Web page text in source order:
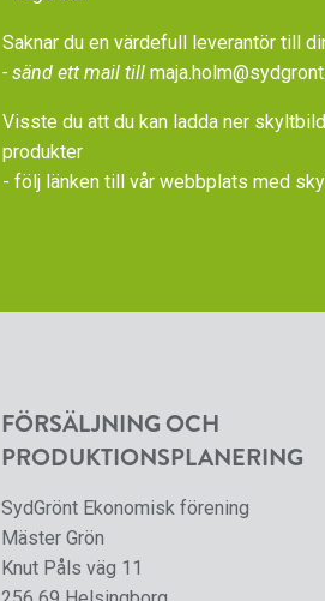
Saknar du en värdefull leverantör till
- sänd ett mail till
Visste du att du kan ladda ner
produkter
- följ länken till vår webbplats med
FÖRSÄLJNING OCH
PRODUKTIONSPLANERING
SydGrönt Ekonomisk förening
Mäster Grön
Knut Påls väg 11